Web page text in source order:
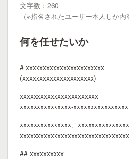
文字数：260
（※指名されたユーザー本人しか内
何を任せたいか
# xxxxxxxxxxxxxxxxxxxxxxx
(xxxxxxxxxxxxxxxxxxxxx)
xxxxxxxxxxxxxxxxxxxxxxx
xxxxxxxxxxxxxxx-
xxxxxxxxxxxxxxx、
## xxxxxxxxxx